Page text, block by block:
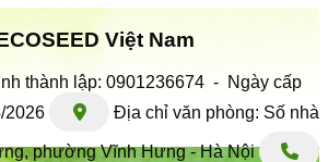
Việt Nam
thành lập: 0901236674 - Ngày cấp
2026
Địa chỉ văn phòng: Số nhà
phường Vĩnh Hưng - Hà Nội